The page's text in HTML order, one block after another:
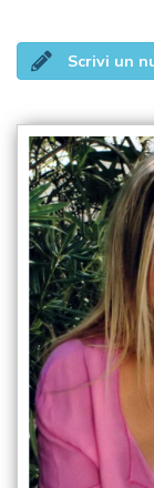
Scrivi un